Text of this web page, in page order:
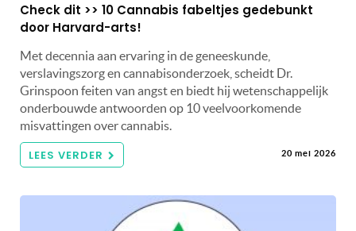
Check dit >> 10 Cannabis fabeltjes gedebunkt
door Harvard-arts!
Met decennia aan ervaring in de geneeskunde,
verslavingszorg en cannabisonderzoek, scheidt Dr.
Grinspoon feiten van angst en biedt hij wetenschappelijk
onderbouwde antwoorden op 10 veelvoorkomende
misvattingen over cannabis.
LEES VERDER 20 mei 2026